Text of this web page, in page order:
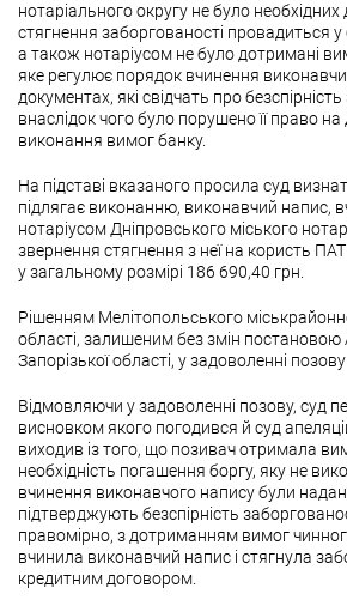
нотаріального округу не було
стягнення заборгованості провадиться у
а також нотаріусом не було дотримані
яке регулює порядок вчинення
документах, які свідчать про
внаслідок чого було порушено її право
виконання вимог банку.
На підставі вказаного просила суд
підлягає виконанню, виконавчий напис,
нотаріусом Дніпровського міського
звернення стягнення з неї на користь
у загальному розмірі 186 690,40 грн.
Рішенням Мелітопольського
області, залишеним без змін постановою
Запорізької області, у задоволенні
Відмовляючи у задоволенні позову, суд
висновком якого погодився й суд
виходив із того, що позивач отримала
необхідність погашення боргу, яку не
вчинення виконавчого напису були
підтверджують безспірність
правомірно, з дотриманням вимог
вчинила виконавчий напис і стягнула
кредитним договором.